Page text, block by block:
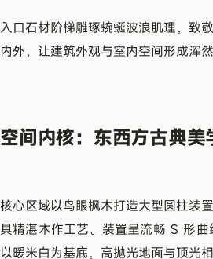
入口石材阶梯雕琢蜿蜒波浪肌理，致
内外，让建筑外观与室内空间形成浑
空间内核：东西方古典美
核心区域以鸟眼枫木打造大型圆柱装
具精湛木作工艺。装置呈流畅 S 形
以暖米白为基底，高抛光地面与顶光